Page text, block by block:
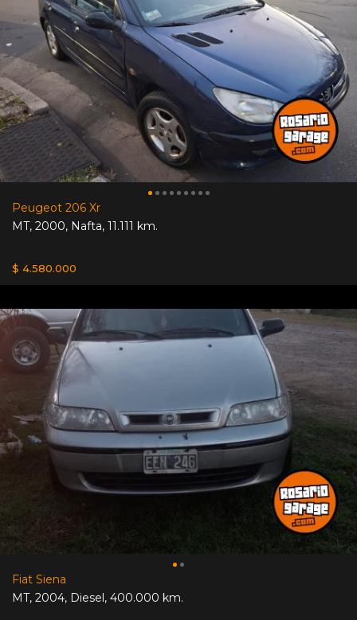
Peugeot 206 Xr
MT, 2000, Nafta, 11.111 km.
$ 4.580.000
Fiat Siena
MT, 2004, Diesel, 400.000 km.